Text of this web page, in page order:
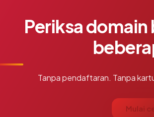
Periksa
Tanpa pendaftaran. Tanpa
Mulai